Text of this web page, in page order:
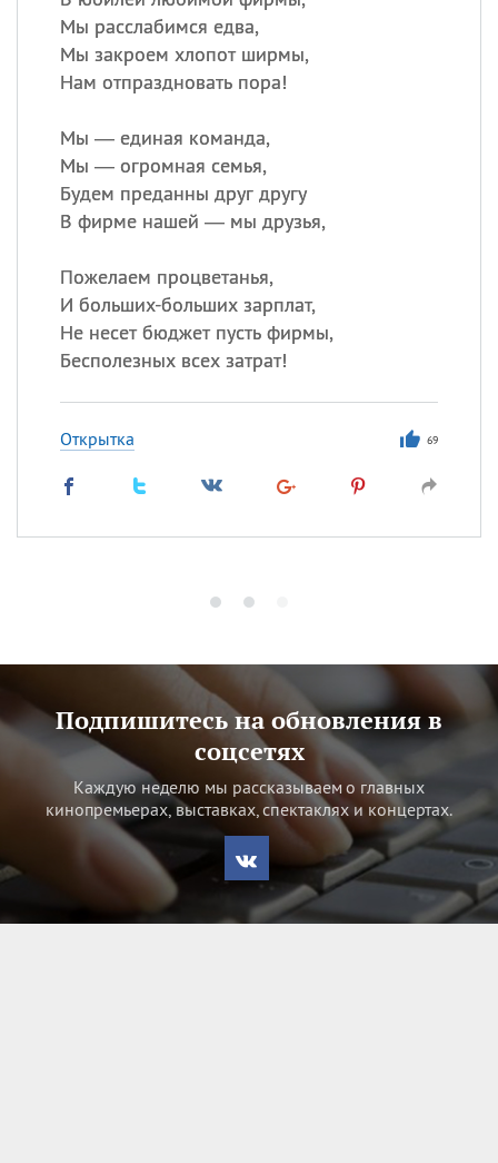
Мы расслабимся едва,
Мы закроем хлопот ширмы,
Нам отпраздновать пора!
Мы — единая команда,
Мы — огромная семья,
Будем преданны друг другу
В фирме нашей — мы друзья,
Пожелаем процветанья,
И больших-больших зарплат,
Не несет бюджет пусть фирмы,
Бесполезных всех затрат!
Открытка 69
Подпишитесь на обновления в
соцсетях
Каждую неделю мы рассказываем о главных
кинопремьерах, выставках, спектаклях и концертах.